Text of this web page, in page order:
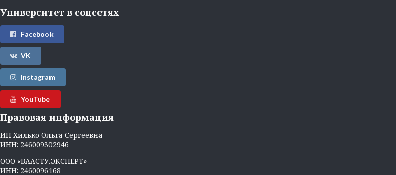
Университет в соцсетях
Facebook
VK
Instagram
YouTube
Правовая информация
ИП Хилько Ольга Сергеевна
ИНН: 246009302946
ООО «ВААСТУ.ЭКСПЕРТ»
ИНН: 2460096168